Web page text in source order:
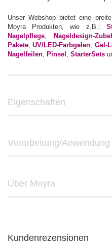
Unser Webshop bietet eine
Moyra Produkten, wie z.B.:
Nagelpflege
Nageldesign-
Pakete ,UV/LED-Farbgelen Gel-
Nagelfeilen Pinsel StarterSets
Eigenschaften
Verarbeitung/Anwendung
Über Moyra
Kundenrezensionen